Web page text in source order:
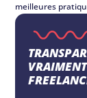
meilleures